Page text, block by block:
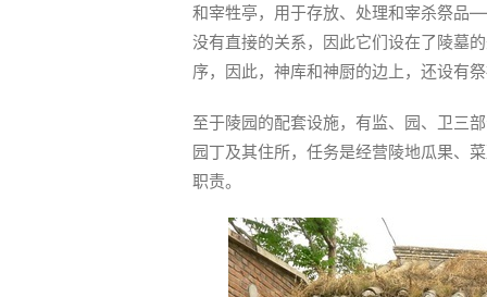
和宰牲亭，用于存放、处理和宰杀祭品
没有直接的关系，因此它们设在了陵墓
序，因此，神库和神厨的边上，还设有
至于陵园的配套设施，有监、园、卫三
园丁及其住所，任务是经营陵地瓜果、
职责。